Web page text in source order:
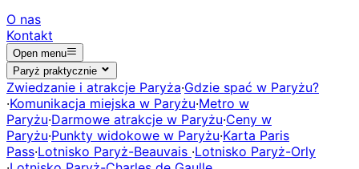
O nas
Kontakt
Open menu
Paryż praktycznie
Zwiedzanie i atrakcje Paryża·Gdzie spać w Paryżu?
·Komunikacja miejska w Paryżu·Metro w
Paryżu·Darmowe atrakcje w Paryżu·Ceny w
Paryżu·Punkty widokowe w Paryżu·Karta Paris
Pass·Lotnisko Paryż-Beauvais ·Lotnisko Paryż-Orly